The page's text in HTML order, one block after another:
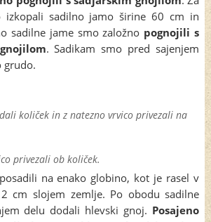
izkopali sadilno jamo širine 60 cm in
sadilne jame smo založno pognojili s
. Sadikam smo pred sajenjem
grudo.
količek in z natezno vrvico privezali na
privezali ob količek.
na enako globino, kot je rasel v
cm slojem zemlje. Po obodu sadilne
delu dodali hlevski gnoj. Posajeno